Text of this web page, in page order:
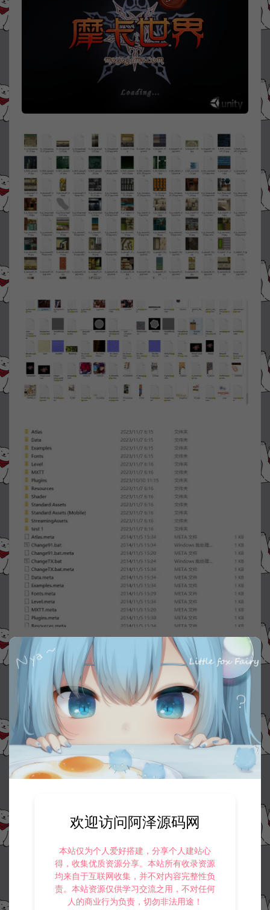
欢迎访问阿泽源码网
本站仅为个人爱好搭建，分享个人建站心
得，收集优质资源分享。本站所有收录资源
均来自于互联网收集，并不对内容完整性负
责。本站资源仅供学习交流之用，不对任何
人的商业行为负责，切勿非法用途！